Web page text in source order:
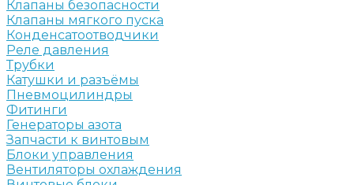
Клапаны безопасности
Клапаны мягкого пуска
Конденсатоотводчики
Реле давления
Трубки
Катушки и разъёмы
Пневмоцилиндры
Фитинги
Генераторы азота
Запчасти к винтовым
Блоки управления
Вентиляторы охлаждения